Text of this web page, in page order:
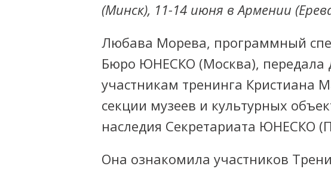
(Минск), 11-14 июня в Армении
Любава Морева, программный
Бюро ЮНЕСКО (Москва), передала
участникам тренинга Кристиана
секции музеев и культурных
наследия Секретариата ЮНЕСКО
Она ознакомила участников